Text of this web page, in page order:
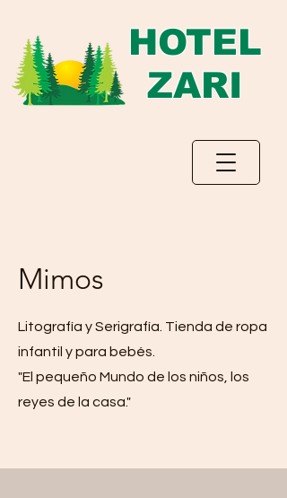
HOTEL
ZARI
Mimos
Litografía y Serigrafía. Tienda de ropa
infantil y para bebés.
"El pequeño Mundo de los niños, los
reyes de la casa."